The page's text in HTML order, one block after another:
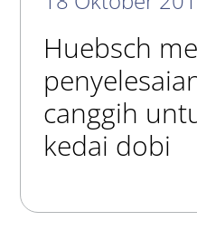
Huebsch
canggih
kedai dobi